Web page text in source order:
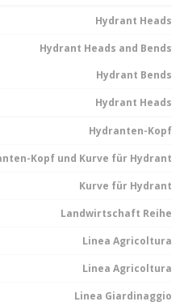
Hydrant Heads
Hydrant Heads and Bends
Hydrant Bends
Hydrant Heads
Hydranten-Kopf
Kopf und Kurve für Hydrant
Kurve für Hydrant
Landwirtschaft Reihe
Linea Agricoltura
Linea Agricoltura
Linea Giardinaggio